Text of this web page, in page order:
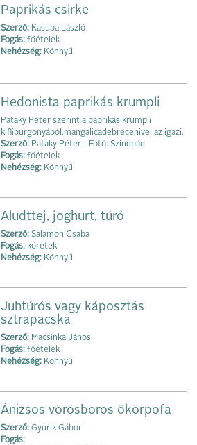
Paprikás csirke
Szerző: Kasuba László
Fogás: főételek
Nehézség: Könnyű
Hedonista paprikás krumpli
Pataky Péter szerint a paprikás krumpli
kifliburgonyából,mangalicadebrecenivel az igazi.
Szerző: Pataky Péter - Fotó: Szindbád
Fogás: főételek
Nehézség: Könnyű
Aludttej, joghurt, túró
Szerző: Salamon Csaba
Fogás: köretek
Nehézség: Könnyű
Juhtúrós vagy káposztás
sztrapacska
Szerző: Macsinka János
Fogás: főételek
Nehézség: Könnyű
Ánizsos vörösboros ökörpofa
Szerző: Gyurik Gábor
Fogás: